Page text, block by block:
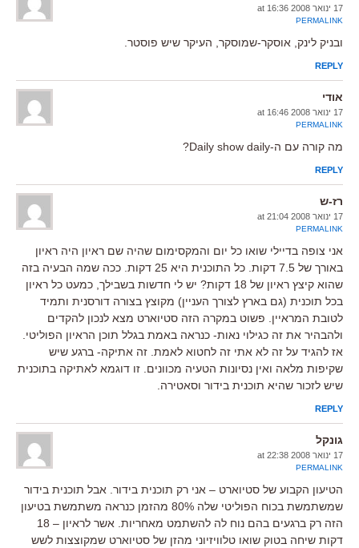
17 ינואר 2008 at 16:36
PERMALINK
ובניק לינק, אוסקר-שמוסקר, העיקר שיש פוסטר.
REPLY
אודי
17 ינואר 2008 at 16:46
PERMALINK
מה קורה עם ה-Daily show daily?
REPLY
רז-ש
17 ינואר 2008 at 21:04
PERMALINK
אני צופה בדיילי שואו כל יום והמקסימום שהיה שם ראיון היה ראיון
באורך של 7.5 דקות. כל התוכנית היא 25 דקות. ככה שמה הבעיה בזה
שהוא קיצץ ראיון של 18 דקות? יש לי חדשות בשבילך, כמעט כל ראיון
בכל תוכנית (גם בארץ לצורך העניין) מקוצץ בצורה דורסנית ותמיד
לטובת המראיין. פשוט במקרה הזה סטיוארט מצא לנכון להקדים
ולהבהיר את זה כגילוי נאות- כנראה באמת בגלל תוכן הראיון הפוליטי.
אז להגיד על זה לא אתי זה לחטוא לאמת. זה אתיקה- ברגע שיש
שקיפות מלאה ואין נסיונות הטעיה מכוונים. זו דוגמא לאתיקה בתוכנית
שיש לזכור שהיא תוכנית בידור וסאטירה.
REPLY
גונקל
17 ינואר 2008 at 22:38
PERMALINK
הטיעון הקבוע של סטיוארט – אני רק תוכנית בידור. אבל תוכנית בידור
שמשתמשת בכוח הפוליטי שלה 80% מהזמן כנראה משתמשת בטיעון
הזה רק ברגעים בהם נוח לה להשתמט מאחריות. אשר לראיון – 18
דקות שיחה בטוק שואו טלוויזיוני מהזן של סטיוארט שמקוצצות לשש